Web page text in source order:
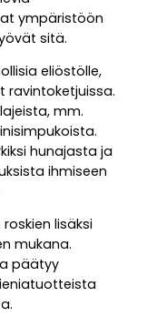
ympäristöön
sitä.
eliöstölle,
ravintoketjuissa.
mm.
hunajasta ja
ihmiseen
lisäksi
mukana.
päätyy